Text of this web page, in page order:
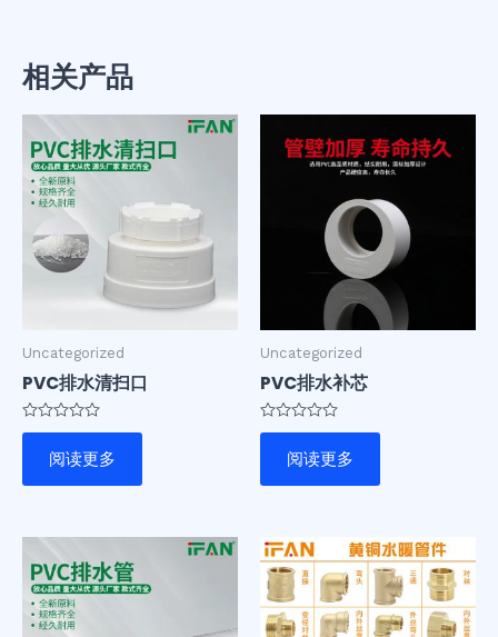
相关产品
Uncategorized
PVC排水清扫口
评
5
阅读更多
Uncategorized
PVC排水补芯
评
5
阅读更多